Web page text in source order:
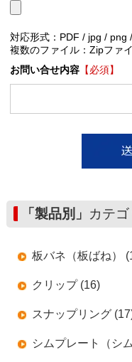
対応形式：PDF / jpg / png
複数のファイル：Zipファ
お問い合せ内容【必須】
「製品別」 カテ
板バネ（板ばね）
クリップ (16)
スナップリング
シムプレート（シ